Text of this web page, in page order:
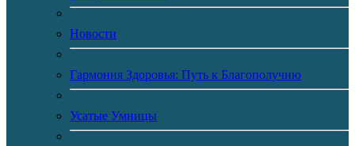
Новости
Гармония Здоровья: Путь к Благополучию
Усатые Умницы